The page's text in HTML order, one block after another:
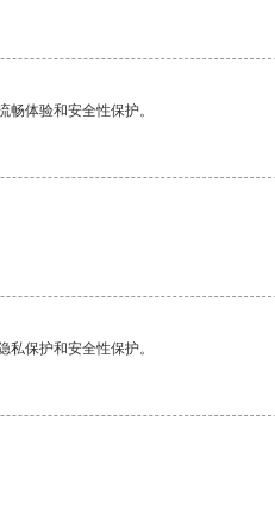
体验和安全性保护。
保护和安全性保护。